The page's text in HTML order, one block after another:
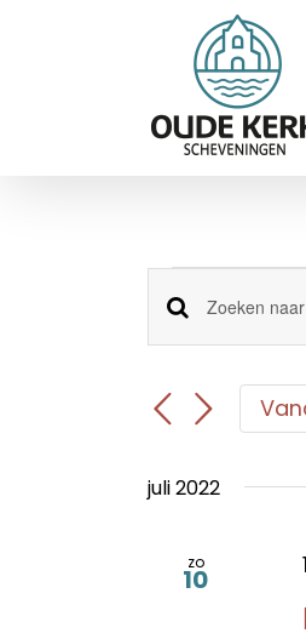
Zoeken
en
navigatie
Vul
een
in.
Zoek
Evenementen
met
juli 2022
zo
10